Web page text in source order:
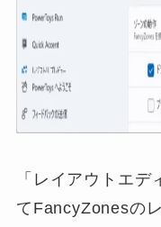
「レイアウトエ
てFancyZonesの